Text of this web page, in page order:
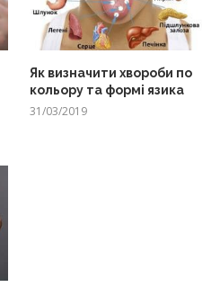
Як визначити хвороби по
кольору та формі язика
31/03/2019